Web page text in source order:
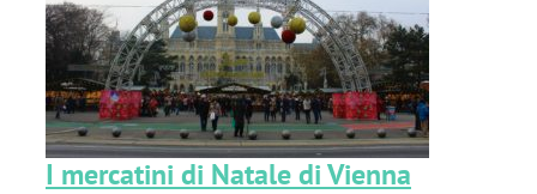
I mercatini di Natale di Vienna